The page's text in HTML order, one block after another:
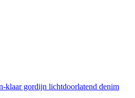
klaar gordijn lichtdoorlatend denim